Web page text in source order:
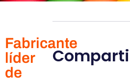
Fabricante
líder
de